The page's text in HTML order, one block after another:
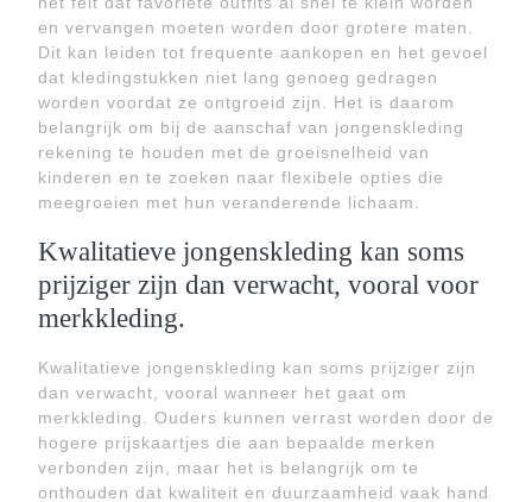
en vervangen moeten worden door grotere maten.
Dit kan leiden tot frequente aankopen en het gevoel
dat kledingstukken niet lang genoeg gedragen
worden voordat ze ontgroeid zijn. Het is daarom
belangrijk om bij de aanschaf van jongenskleding
rekening te houden met de groeisnelheid van
kinderen en te zoeken naar flexibele opties die
meegroeien met hun veranderende lichaam.
Kwalitatieve jongenskleding kan soms
prijziger zijn dan verwacht, vooral voor
merkkleding.
Kwalitatieve jongenskleding kan soms prijziger zijn
dan verwacht, vooral wanneer het gaat om
merkkleding. Ouders kunnen verrast worden door de
hogere prijskaartjes die aan bepaalde merken
verbonden zijn, maar het is belangrijk om te
onthouden dat kwaliteit en duurzaamheid vaak hand